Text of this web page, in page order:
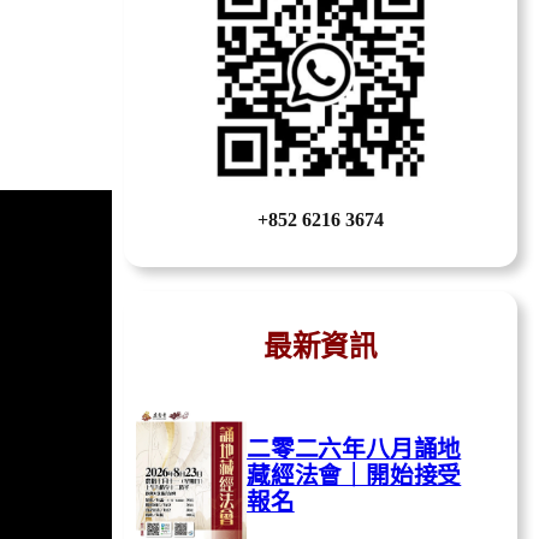
+852 6216 3674
最新資訊
二零二六年八月誦地
藏經法會｜開始接受
報名